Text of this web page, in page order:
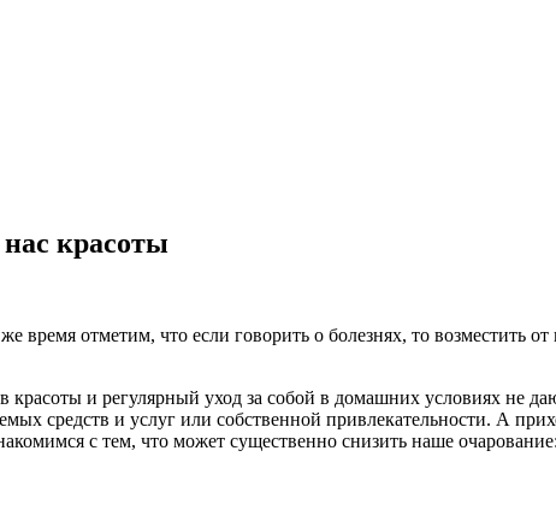
красоты
отметим, что если говорить о болезнях, то возместить
красоты и регулярный уход за собой в домашних условиях не
средств и услуг или собственной привлекательности. А
с тем, что может существенно снизить наше очарование: